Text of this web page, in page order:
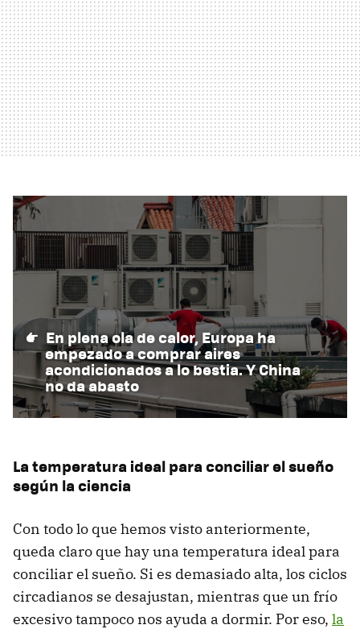
En plena ola de calor, Europa ha
empezado a comprar aires
acondicionados a lo bestia. Y China
no da abasto
La temperatura ideal para conciliar el sueño
según la ciencia
Con todo lo que hemos visto anteriormente,
queda claro que hay una temperatura ideal para
conciliar el sueño. Si es demasiado alta, los ciclos
circadianos se desajustan, mientras que un frío
excesivo tampoco nos ayuda a dormir. Por eso, la